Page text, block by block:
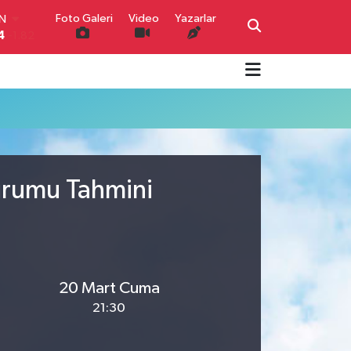
0
Foto Galeri Video Yazarlar
Tahmini
20 Mart Cuma
21:30